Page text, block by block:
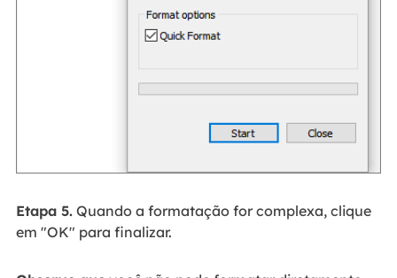
Etapa 5.Quando a formatação for complexa, clique
em "OK" para finalizar.